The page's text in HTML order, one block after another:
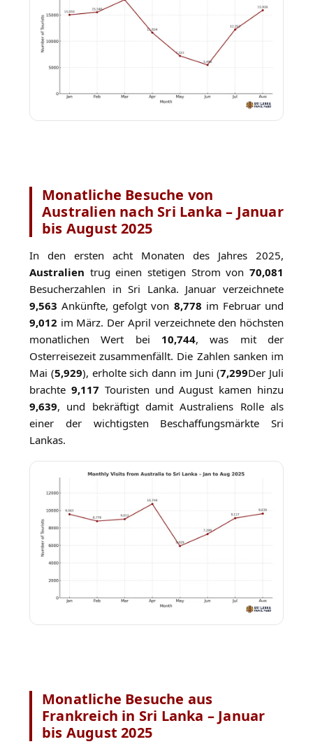
Monatliche Besuche von
Australien nach Sri Lanka – Januar
bis August 2025
In den ersten acht Monaten des Jahres 2025,
Australien trug einen stetigen Strom von 70,081
Besucherzahlen in Sri Lanka. Januar verzeichnete
9,563 Ankünfte, gefolgt von 8,778 im Februar und
9,012 im März. Der April verzeichnete den höchsten
monatlichen Wert bei 10,744, was mit der
Osterreisezeit zusammenfällt. Die Zahlen sanken im
Mai (5,929), erholte sich dann im Juni (7,299Der Juli
brachte 9,117 Touristen und August kamen hinzu
9,639, und bekräftigt damit Australiens Rolle als
einer der wichtigsten Beschaffungsmärkte Sri
Lankas.
Monatliche Besuche aus
Frankreich in Sri Lanka – Januar
bis August 2025